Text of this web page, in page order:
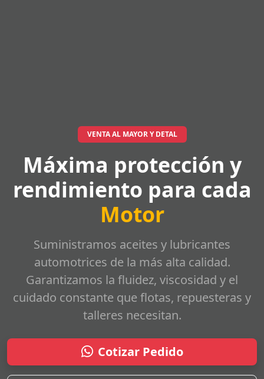
VENTA AL MAYOR Y DETAL
Máxima protección y
rendimiento para cada
Motor
Suministramos aceites y lubricantes
automotrices de la más alta calidad.
Garantizamos la fluidez, viscosidad y el
cuidado constante que flotas, repuesteras y
talleres necesitan.
Cotizar Pedido